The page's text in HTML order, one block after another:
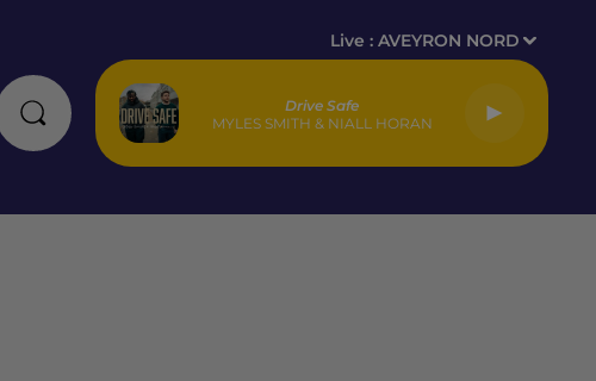
Live :AVEYRON NORD
Drive Safe
MYLES SMITH & NIALL HORAN